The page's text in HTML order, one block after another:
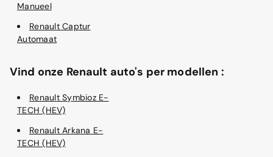
Manueel
Renault Captur
Automaat
Vind onze Renault auto's per modellen :
Renault Symbioz E-
TECH (HEV)
Renault Arkana E-
TECH (HEV)